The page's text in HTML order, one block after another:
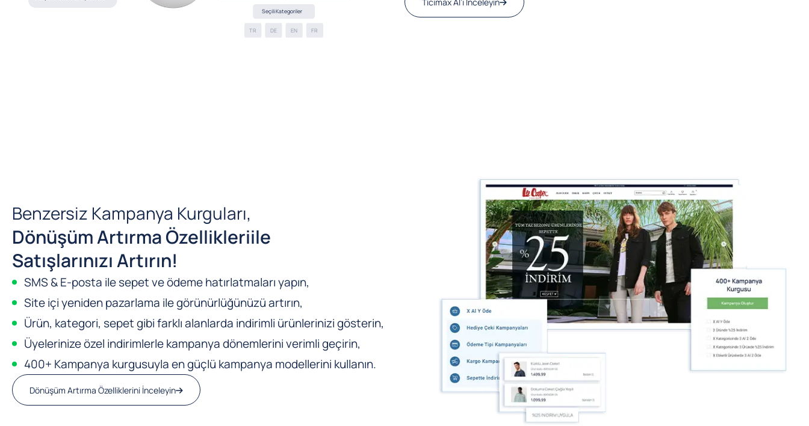
Benzersiz Kampanya Kurguları,
Dönüşüm Artırma Özellikleriile
Satışlarınızı Artırın!
SMS & E-posta ile sepet ve ödeme hatırlatmaları yapın,
Site içi yeniden pazarlama ile görünürlüğünüzü artırın,
Ürün, kategori, sepet gibi farklı alanlarda indirimli ürünlerinizi gösterin,
Üyelerinize özel indirimlerle kampanya dönemlerini verimli geçirin,
400+ Kampanya kurgusuyla en güçlü kampanya modellerini kullanın.
Dönüşüm Artırma Özelliklerini İnceleyin